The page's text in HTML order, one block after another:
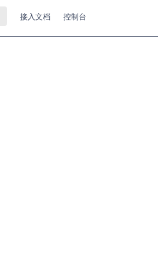
接入文档 控制台